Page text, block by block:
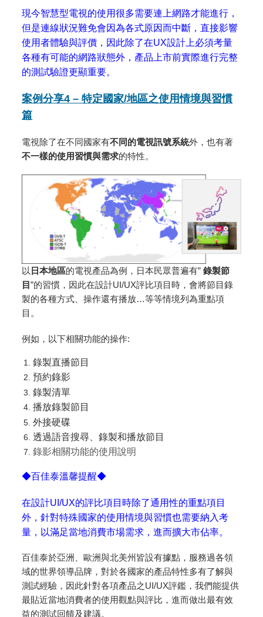
現今智慧型電視的使用很多需要連上網路才能進行，
但是連線狀況難免會因為各式原因而中斷，直接影響
使用者體驗與評價，因此除了在UX設計上必須考量
各種有可能的網路狀態外，產品上市前實際進行完整
的測試驗證更顯重要。
案例分享4 – 特定國家/地區之使用情境與習慣
篇
電視除了在不同國家有不同的電視訊號系統外，也有著
不一樣的使用習慣與需求的特性。
以 日本地區的電視產品為例，日本民眾普遍有”錄製節
目”的習慣，因此在設計UI/UX評比項目時，會將節目錄
製的各種方式、操作還有播放…等等情境列為重點項
目。
例如，以下相關功能的操作:
錄製直播節目
預約錄影
錄製清單
播放錄製節目
外接硬碟
透過語音搜尋、錄製和播放節目
錄影相關功能的使用說明
◆百佳泰溫馨提醒◆
在設計UI/UX的評比項目時除了通用性的重點項目
外，針對特殊國家的使用情境與習慣也需要納入考
量，以滿足當地消費市場需求，進而擴大市佔率。
百佳泰於亞洲、歐洲與北美州皆設有據點，服務過各領
域的世界領導品牌，對於各國家的產品特性多有了解與
測試經驗，因此針對各項產品之UI/UX評鑑，我們能提供
最貼近當地消費者的使用觀點與評比，進而做出最有效
益的測試回饋及建議。